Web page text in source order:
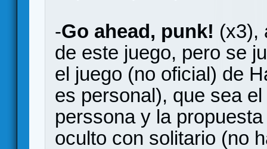
-Go ahead, punk! (x3),
de este juego, pero se
el juego (no oficial) de
es personal), que sea
perssona y la
oculto con solitario (no